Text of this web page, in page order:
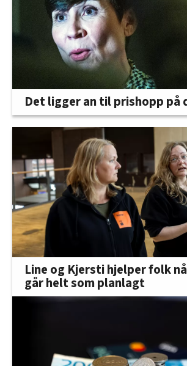
Det ligger an til prishopp
Line og Kjersti hjelper folk
går helt som planlagt